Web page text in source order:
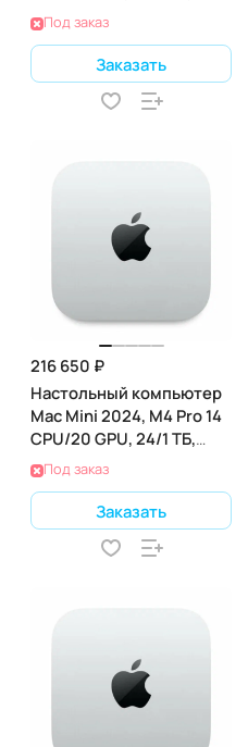
(Z1JV000LG)
Под заказ
Заказать
216 650 ₽
Настольный компьютер
Mac Mini 2024, M4 Pro 14
CPU/20 GPU, 24/1 ТБ,
(Z1JV000RK)
Под заказ
Заказать